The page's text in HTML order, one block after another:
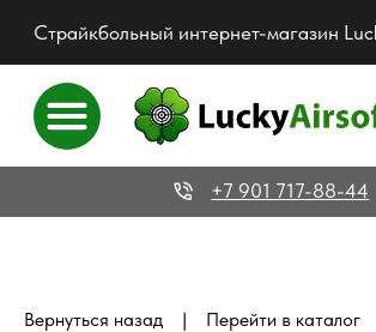
Страйкбольный интернет-магазин Lucky Airsoft
+7 901 717-88-44
Вернуться назад | Перейти в каталог